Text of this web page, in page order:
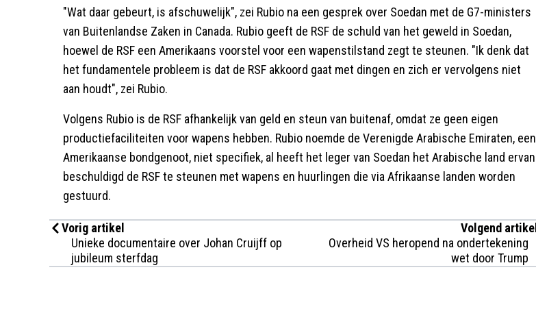
"Wat daar gebeurt, is afschuwelijk", zei Rubio na een gesprek over Soedan met de G7-ministers
van Buitenlandse Zaken in Canada. Rubio geeft de RSF de schuld van het geweld in Soedan,
hoewel de RSF een Amerikaans voorstel voor een wapenstilstand zegt te steunen. "Ik denk dat
het fundamentele probleem is dat de RSF akkoord gaat met dingen en zich er vervolgens niet
aan houdt", zei Rubio.
Volgens Rubio is de RSF afhankelijk van geld en steun van buitenaf, omdat ze geen eigen
productiefaciliteiten voor wapens hebben. Rubio noemde de Verenigde Arabische Emiraten, een
Amerikaanse bondgenoot, niet specifiek, al heeft het leger van Soedan het Arabische land ervan
beschuldigd de RSF te steunen met wapens en huurlingen die via Afrikaanse landen worden
gestuurd.
Vorig artikel
Unieke documentaire over Johan Cruijff op
jubileum sterfdag
Volgend artikel
Overheid VS heropend na ondertekening
wet door Trump